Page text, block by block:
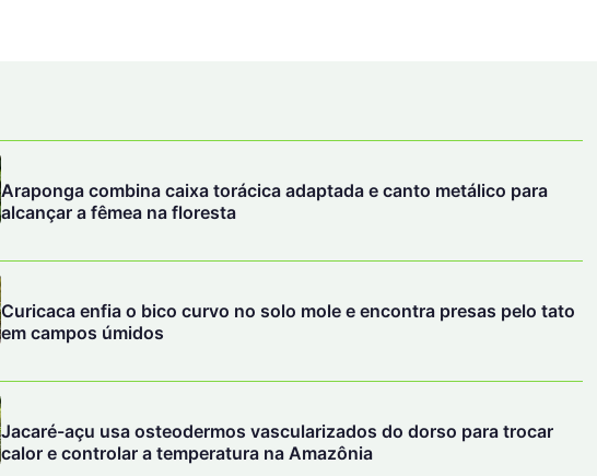
Araponga combina caixa torácica adaptada e canto metálico para
alcançar a fêmea na floresta
Curicaca enfia o bico curvo no solo mole e encontra presas pelo tato
em campos úmidos
Jacaré-açu usa osteodermos vascularizados do dorso para trocar
calor e controlar a temperatura na Amazônia